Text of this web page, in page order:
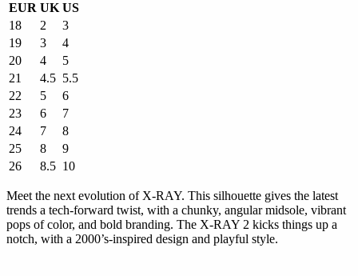
EUR UK US
18
2
3
19
3
4
20
4
5
21
4.5 5.5
22
5
6
23
6
7
24
7
8
25
8
9
26
8.5 10
Meet the next evolution of X-RAY. This silhouette gives the latest
trends a tech-forward twist, with a chunky, angular midsole, vibrant
pops of color, and bold branding. The X-RAY 2 kicks things up a
notch, with a 2000’s-inspired design and playful style.